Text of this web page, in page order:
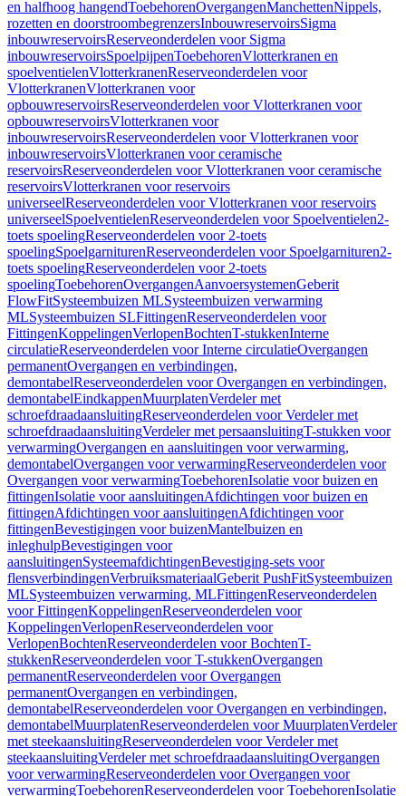
en halfhoog hangendToebehorenOvergangenManchettenNippels,
rozetten en doorstroombegrenzersInbouwreservoirsSigma
inbouwreservoirsReserveonderdelen voor Sigma
inbouwreservoirsSpoelpijpenToebehorenVlotterkranen en
spoelventielenVlotterkranenReserveonderdelen voor
VlotterkranenVlotterkranen voor
opbouwreservoirsReserveonderdelen voor Vlotterkranen voor
opbouwreservoirsVlotterkranen voor
inbouwreservoirsReserveonderdelen voor Vlotterkranen voor
inbouwreservoirsVlotterkranen voor ceramische
reservoirsReserveonderdelen voor Vlotterkranen voor ceramische
reservoirsVlotterkranen voor reservoirs
universeelReserveonderdelen voor Vlotterkranen voor reservoirs
universeelSpoelventielenReserveonderdelen voor Spoelventielen2-
toets spoelingReserveonderdelen voor 2-toets
spoelingSpoelgarniturenReserveonderdelen voor Spoelgarnituren2-
toets spoelingReserveonderdelen voor 2-toets
spoelingToebehorenOvergangenAanvoersystemenGeberit
FlowFitSysteembuizen MLSysteembuizen verwarming
MLSysteembuizen SLFittingenReserveonderdelen voor
FittingenKoppelingenVerlopenBochtenT-stukkenInterne
circulatieReserveonderdelen voor Interne circulatieOvergangen
permanentOvergangen en verbindingen,
demontabelReserveonderdelen voor Overgangen en verbindingen,
demontabelEindkappenMuurplatenVerdeler met
schroefdraadaansluitingReserveonderdelen voor Verdeler met
schroefdraadaansluitingVerdeler met persaansluitingT-stukken voor
verwarmingOvergangen en aansluitingen voor verwarming,
demontabelOvergangen voor verwarmingReserveonderdelen voor
Overgangen voor verwarmingToebehorenIsolatie voor buizen en
fittingenIsolatie voor aansluitingenAfdichtingen voor buizen en
fittingenAfdichtingen voor aansluitingenAfdichtingen voor
fittingenBevestigingen voor buizenMantelbuizen en
inleghulpBevestigingen voor
aansluitingenSysteemafdichtingenBevestiging-sets voor
flensverbindingenVerbruiksmateriaalGeberit PushFitSysteembuizen
MLSysteembuizen verwarming, MLFittingenReserveonderdelen
voor FittingenKoppelingenReserveonderdelen voor
KoppelingenVerlopenReserveonderdelen voor
VerlopenBochtenReserveonderdelen voor BochtenT-
stukkenReserveonderdelen voor T-stukkenOvergangen
permanentReserveonderdelen voor Overgangen
permanentOvergangen en verbindingen,
demontabelReserveonderdelen voor Overgangen en verbindingen,
demontabelMuurplatenReserveonderdelen voor MuurplatenVerdeler
met steekaansluitingReserveonderdelen voor Verdeler met
steekaansluitingVerdeler met schroefdraadaansluitingOvergangen
voor verwarmingReserveonderdelen voor Overgangen voor
verwarmingToebehorenReserveonderdelen voor ToebehorenIsolatie